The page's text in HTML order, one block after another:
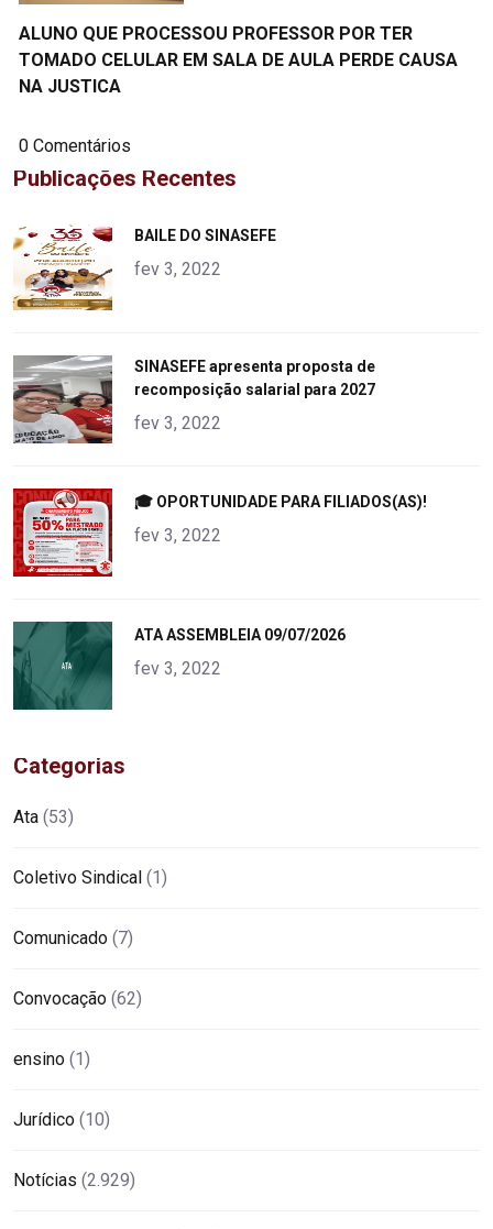
ALUNO QUE PROCESSOU PROFESSOR POR TER
TOMADO CELULAR EM SALA DE AULA PERDE CAUSA
NA JUSTICA
0 Comentários
Publicações Recentes
alt="product">
BAILE DO SINASEFE
fev 3, 2022
alt="product">
SINASEFE apresenta proposta de
recomposição salarial para 2027
fev 3, 2022
alt="product">
🎓 OPORTUNIDADE PARA FILIADOS(AS)!
fev 3, 2022
alt="product">
ATA ASSEMBLEIA 09/07/2026
fev 3, 2022
Categorias
Ata (53)
Coletivo Sindical (1)
Comunicado (7)
Convocação (62)
ensino (1)
Jurídico (10)
Notícias (2.929)